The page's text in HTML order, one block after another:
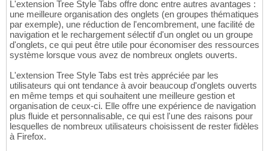
L'extension Tree Style Tabs offre donc entre autres avantages :
une meilleure organisation des onglets (en groupes thématiques
par exemple), une réduction de l'encombrement, une facilité de
navigation et le rechargement sélectif d'un onglet ou un groupe
d'onglets, ce qui peut être utile pour économiser des ressources
système lorsque vous avez de nombreux onglets ouverts.
L'extension Tree Style Tabs est très appréciée par les
utilisateurs qui ont tendance à avoir beaucoup d'onglets ouverts
en même temps et qui souhaitent une meilleure gestion et
organisation de ceux-ci. Elle offre une expérience de navigation
plus fluide et personnalisable, ce qui est l'une des raisons pour
lesquelles de nombreux utilisateurs choisissent de rester fidèles
à Firefox.